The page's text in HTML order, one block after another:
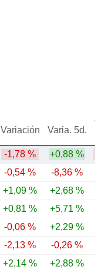
Variación Varia. 5d.
-1,78 % +0,88 %
-0,54 % -8,36 %
+1,09 % +2,68 %
+0,81 % +5,71 %
-0,06 % +2,29 %
-2,13 % -0,26 %
+2,14 % +2,88 %